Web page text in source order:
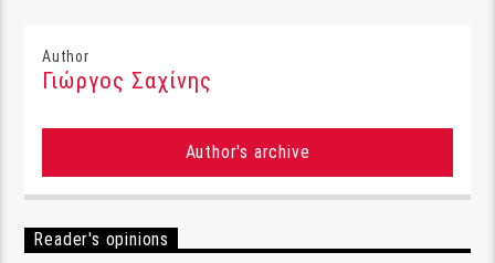
Author
Γιώργος Σαχίνης
Author's archive
Reader's opinions